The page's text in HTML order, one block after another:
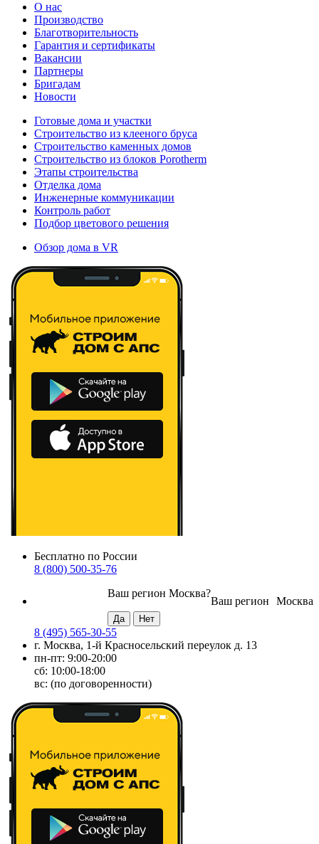
О нас
Производство
Благотворительность
Гарантия и сертификаты
Вакансии
Партнеры
Бригадам
Новости
Готовые дома и участки
Строительство из клееного бруса
Строительство каменных домов
Строительство из блоков Porotherm
Этапы строительства
Отделка дома
Инженерные коммуникации
Контроль работ
Подбор цветового решения
Обзор дома в VR
Бесплатно по России
8 (800) 500-35-76
Москва
Ваш регион
Ваш регион Москва?
8 (495) 565-30-55
г. Москва, 1-й Красносельский переулок д. 13
пн-пт: 9:00-20:00
сб: 10:00-18:00
вс: (по договоренности)